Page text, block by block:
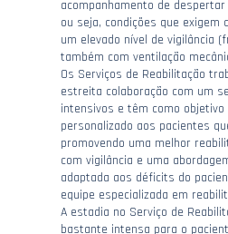
acompanhamento de
ou seja, condições que exigem
um elevado nível de vigilância
também com ventilação
Os Serviços de Reabilitação
estreita colaboração com um
intensivos e têm como
personalizado aos pacientes
promovendo uma melhor
com vigilância e uma
adaptada aos déficits do
equipe especializada em
A estadia no Serviço de
bastante intensa para o